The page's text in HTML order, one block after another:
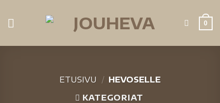
0
ETUSIVU / HEVOSELLE
KATEGORIAT